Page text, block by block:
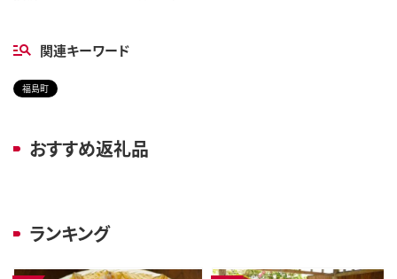
関連キーワード
福島町
おすすめ返礼品
ランキング